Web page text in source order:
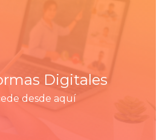
Digitales
desde aquí